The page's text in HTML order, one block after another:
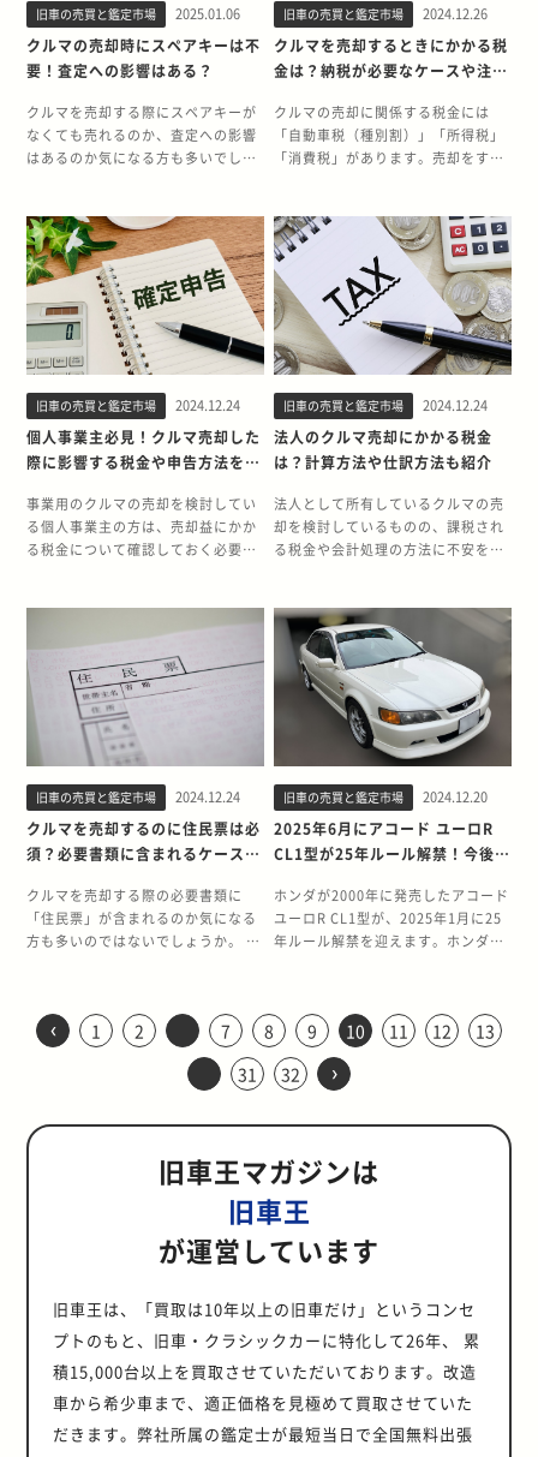
定です。製造から25年以上が経過し
たクルマは、クラシックカーとして
認定され、通常の輸入規制の対象外
となります。これにより、日本の右
ハンドル車をそのままアメリカに輸
入することが可能になります。 さら
に、関税や排ガス規制も緩和される
Market）ファンにとっては、待望の
機会です。3代目フェリオの場合、
2025年9月以降、アメリカでの需要
が高まることが予想されます。 ▼詳
しくはこちらアメリカ「25年ルー
ル」とは？名車の中古相場が急騰す
るしくみ 25年ルール解禁で3代目シ
ビックフェリオは値上がりする？ 3
代目シビックフェリオの価格動向に
ついては、特にVTEC搭載モデルを
中心に、値上がりの可能性が高いと
考えられます。その理由として、下
ンダ車人気 特にVTECエンジン搭載
車は、その高回転型エンジン特性と
優れた運動性能から、アメリカの
います。 良好な状態の個体の希少性
生産から25年以上が経過し、コンデ
ィションのよい個体が少なくなって
いることから、状態の良好な車輌は
特に高値で取引される可能性があり
ます。 ただし、グレードや使用状
態、走行距離などによって価格は大
きく異なることが予想されます。 25
年ルールが解禁される3代目シビッ
クフェリオの魅力 3代目シビックフ
ェリオの魅力は、なんといっても革
新的なパワートレインです。特にRS
エンジンは、最高出力
130ps/6,300rpmを発揮し、当時の
コンパクトカーとしては優れた性能
なフロントマスクと流麗なサイドラ
インにより、スポーティさと上質さ
を両立させたエクステリアデザイン
は、現代でも色あせない魅力を放っ
ィサイズながら、広々とした室内空
間と使い勝手のよいトランクスペー
スを確保。日常使いの利便性も高く
評価されています。 3代目シビック
フェリオ以外で2025年に25年ルー
ルが解禁される車種一覧 2025年に
は、3代目フェリオ以外にも注目の
・トヨタ WiLL Vi（1月解禁）クラシ
ックと未来を融合した独創的なデザ
スティマ（1月解禁）革新的な空力
デザインと広々とした3列7〜8人乗
りの室内空間を両立させた先進的ミ
ます。このルールにより、日本の中
古車がアメリカ市場に流通する機会
が生まれ、特に人気モデルは価格が
上昇する傾向にあります。 ▼詳しく
はこちらアメリカ「25年ルール」と
は？名車の中古相場が急騰するしく
み 25年ルール解禁でスマートシビッ
格上昇は見込みにくい可能性があり
ます。その理由として、同時期に解
禁となるアコードユーロRやインプ
レッサWRX STiといった高性能スポ
ーツモデルと比較すると、アメリカ
での需要が限定的と予想されるため
です。 ただし、良好なコンディショ
ンを保った個体や低走行距離の個体
については、一定の価値を維持する
可能性があります。 25年ルールが解
禁されるスマートシビックの魅力 ス
マートシビックの最大の魅力は、ク
能を両立した点です。 パワートレイ
ンには1.5L SOHCエンジンを搭載
し、20km/Lの低燃費を実現。最高
を発生し、市街地での扱いやすさと
高速巡航時の余裕を両立させまし
た。また、シビックの特徴である低
重心設計により、安定した走行性能
も特徴です。 スマートシビック以外
で2025年に25年ルールが解禁され
た車種一覧 2025年には、以下の注
目モデルが25年ルール解禁を迎えま
す。・トヨタ WiLL Vi（1月解禁）ク
ラシックと未来を融合した独創的な
デザインをもつモデル。丸みを帯び
たボディライン、バブルのようなヘ
徴的で、内装も丸型メーターなど個
性的です。 ・トヨタ 2代目 エスティ
マ（1月解禁）2代目エスティマは、
せた先進的ミニバンです。2.2Lや
3.0Lエンジン、4WDモデルも用意さ
れ、実用性と走行性能を高次元で融
合したモデルです。 ・トヨタ bB（2
した独特なボックス型デザインが特
ォルムと広い室内空間を持ち、カス
タマイズ性の高さから若者に人気を
集めました。1.3Lと1.5Lエンジンを
搭載し、実用性とスタイリッシュさ
を両立させた革新的なモデルです。
ダイハツ アルティスは、トヨタ カ
ムリのOEMモデルとして登場した高
滑らかな走りと快適な乗り心地、高
い信頼性が特徴です。広い室内空間
も魅力です。 ・トヨタ 2代目
ンは、同社生産台数累計1億台突破
を記念して2000年11月に発売され
た特別限定モデルです。発売時の価
格は1台700万円と、当時のトヨタ車
としては異例の高額設定でした。初
代クラウンがモチーフで、プラット
フォームはプログレと共有。3.0L 直
に限定された希少車のため、国内外
のコレクターから高い注目を集めて
います。 そもそも25年ルールとは？
25年ルールとは、アメリカにおける
自動車輸入規制の特例制度です。製
造から25年以上が経過したクルマ
は、右ハンドル車であってもクラシ
ックカーとしてアメリカへの輸入が
可能となります。 この制度により、
通常は厳しい輸入規制の対象となる
日本の右ハンドル車も、25年を経過
すれば輸入できるようになります。
アメリカの自動車愛好家にとって、
日本の希少な名車を手に入れる絶好
の機会です。 ▼関連記事はこちらア
ル解禁でトヨタ オリジンは値上がり
する？ オリジンは、その希少性と歴
史的価値から、25年ルール解禁後の
価格上昇が予想されます。特に以下
の要因が価格上昇を後押しする可能
性があります。 1. 生産台数が1,000
台と極めて少ない2. クラシカルなデ
ザインと最新技術の融合という独自
性3. 当時の日本の職人技術の結晶と
しての評価 ただし、実際の価格変動
は市場の需要と供給バランス、個体
の状態などにより変動する可能性が
高額になる点も、市場価格に影響を
与える要因となるでしょう。 25年ル
ールが解禁されるトヨタ オリジンの
な調和にあります。外観は初代クラ
ウンを彷彿とさせる伝統的なスタイ
リングを採用し、フロントグリルや
ヘッドライト、テールランプなどに
入れています。 パワートレインに
は、3.0L 直列6気筒エンジン（2JZ-
GE型）を搭載し、最高出力215ps、
最大トルク30.0kg-mを発生。重量
のある高級車でありながら滑らかな
加速性能を実現しました。 内装は縫
い目にまでこだわった最高級の本革
しており、細部にまでこだわった匠
の技が随所に光ります。観音開きの
ドアもその威厳を象徴する装備の1
つといえるでしょう。 トヨタ オリ
ジン以外で2025年に25年ルールが
解禁される車種一覧 2025年には、
が解禁されます。GDB型は2000年
から2007年にかけて製造された高性
能4WDスポーツモデルで、初代から
の特徴である水平対向エンジンと、
スバル独自の常時4WDシステムを組
み合わせたモデルです。 そもそも25
年ルールとは？ 25年ルールとは、製
和される特別なルールです。通常、
アメリカでは右ハンドル車の輸入が
制限されていますが、このルールに
より、25年以上経過したクルマは関
税や排ガス規制の対象外となり、ク
ラシックカーとして輸入が可能にな
ります。 つまり、これまでアメリカ
では正規輸入できなかったWRX STI
GDB型が、2025年8月以降は輸入で
きるようになるのです。このルール
により、日本の中古車市場にも大き
な影響が及ぶことが予想されます。
▼関連記事はこちらアメリカ「25年
ルール」とは？名車の中古相場が急
騰するしくみ 25年ルール解禁で
禁に伴い中古車価格の上昇が見込ま
れます。主な理由は、優れた走行性
能による高い人気です。 水平対向エ
ンジンと常時4WDシステムによる卓
越した走行性能は、現代のスポーツ
カーと比較しても遜色がなく、現在
でも世界中に多くのファンが存在し
ます。 また、ラリーやレースで走行
することの多かった車種のため、状
態のよい個体が市場に流通しにくい
傾向にあります。良好なコンディシ
ョンの個体においては、25年ルール
が高いでしょう。 25年ルールが解禁
されるWRX STI GDB型の魅力 WRX
STI GDB型の最大の魅力は、レーシ
最高出力280ps、最大トルク
43.0kgmを発揮し、0-100km/h加
速は約5.0秒を記録しています。 外
観デザインも特徴的で、大型リアウ
的なブルーのボディカラーは、多く
のファンを魅了しました。インテリ
アは、レーシングカーを思わせるス
ポーティな雰囲気を纏いながら、実
用的な居住性も確保。日常での使用
にも配慮された設計となっていま
す。 また、チューニングの自由度が
も十分な性能を持ちながら、さらな
るパワーアップの余地を残した設計
により、世界中のチューニングショ
ップで様々なカスタマイズが展開さ
れています。 WRX STI GDB型以外
で2025年に25年ルールが解禁され
旧車の売買と鑑定市場 2025.01.06
クルマの売却時にスペアキーは不
要！査定への影響はある？
クルマを売却する際にスペアキーが
なくても売れるのか、査定への影響
はあるのか気になる方も多いでしょ
くの中古車買取業者はスペアキーの
有無を重要視しません。ただし、リ
モートキーなどの特殊なキーの場合
は、スペアキーがあると査定におい
てプラスに影響する場合がありま
す。 本記事では、スペアキーの有無
によるクルマ売却への影響について
くてもクルマは売れる スペアキーが
ないからといって、クルマを売れな
いわけではありません。多くの買取
業者は、マスターキーさえあれば買
取を受け付けてくれます。ただし、
スペアキーがあると再販売がスムー
ズになるため、査定額に若干の差が
のの状態が良好であれば、大きな減
額は避けられるでしょう。まずは、
査定を受けて、具体的な査定額を確
認してみることをおすすめします。
スペアキーが査定に与える影響 基本
的に、スペアキーがない場合でもク
ルマは売却可能ですが、査定におい
ては若干マイナスに影響する可能性
があります。スペアキーがあったほ
うが、安全性と利便性がより高いと
評価されるためです。 しかし、スペ
アキーの有無よりも重要なのはクル
マの年式や走行距離、全体の状態で
す。そのため、スペアキーの作成す
るよりもクルマそのもののメンテナ
る場合、鍵の種類によって費用が大
きく異なります。鍵穴に入れて施
錠・解錠するシンプルなタイプであ
れば3,000円程度で作成できます
が搭載されている鍵の場合は1万〜5
万円程度かかります。 スペアキーの
有無が査定価格に大きな影響を及ぼ
さないことを考えると、シンプルな
タイプの鍵でない限りは作成するメ
リットは少ないかもしれません。 も
い？ もしスペアキーを作成するので
あれば、クルマの売却を考えている
段階で早めに検討しましょう。特
に、紛失してしまった場合は、新た
があるため、余裕を持って準備して
おくことをおすすめします。 ▼関連
旧車の売買と鑑定市場 2024.12.26
クルマを売却するときにかかる税
金は？納税が必要なケースや注意
クルマの売却に関係する税金には
「自動車税（種別割）」「所得税」
「消費税」があります。売却をする
必要なケースを理解することが大切
です。 この記事では、クルマの売却
時にかかる税金の種類や計算方法、
注意点などについて詳しく解説しま
す。 クルマの売却でかかる可能性が
ある税金 クルマの売却に関する「自
動車税（種別割）」「所得税」「消
うな税金なのかを解説します。 自動
車税（種別割） 自動車税（種別割）
は、毎年4月1日時点でクルマを所有
している人に課される地方税です。
自家用乗用車の場合、税額は総排気
量によって決まります。 原則とし
て、毎年5月上旬ごろに送付される
きません。 年度の途中でクルマを売
却しても、納めた自動車税（種別
割）が戻ってきませんが、買取業者
によっては精算をしてもらえること
があります。 ▼関連記事はこちらク
ルマの税金にはエンジンの排気量で
決まるものがある！自動車税につい
て解説【13年・18年経過】自動車税
種別割・重量税の早見表｜乗り換え
た方がよい理由も紹介 所得税 所得
税は、給与所得や事業所得など1年
間で生じた個人の所得に対して課さ
れる国税です。 クルマの売却で所得
税が課税される可能性があるのは売
却益が生じたときです。クルマをは
し、中古車の多くは購入時よりも売
却時のほうが価値は低いため、利益
が出ることはあまりありません。ま
た、買い物や通勤など日常生活で利
す。 消費税 消費税は、商品の販売
やサービスの提供に対して課せられ
る税金です。2024年現在の基本税率
は10%、飲料食品（酒類を除く）や
新聞は軽減税率により8%となって
するクルマを売却するのであれば、
消費税を納める必要はありません。
中古車販売店にクルマを買い取って
もらう場合、買取価格には消費税が
それを受け取っても納税は不要で
す。 ただし、事業を行う個人や法人
旧車の売買と鑑定市場 2024.12.24
個人事業主必見！クルマ売却した
際に影響する税金や申告方法を紹
事業用のクルマの売却を検討してい
る個人事業主の方は、売却益にかか
る税金について確認しておく必要が
個人事業主がクルマを売却した際の
譲渡所得の計算方法や申告方法など
について解説します。 確定申告が必
要になる条件 所得が48万円を超えた
場合は、確定申告が必要です。年間
所得が2,400万円以下の場合は、所
が48万円以下の場合は、基礎控除に
より課税額が0円になるため、確定
申告が不要です。 基礎控除は2,400
ものの、控除額は合計所得金額に応
じて異なります。 ・2,400万円超〜
2,450万円以下......32万円・2,450
確定申告書の控えは、事業を行って
いることや売上金額を証明できる書
類の1つです。そのため、賃貸契約
やクレジットカードの申込などの場
に確定申告書の控えを使用したい場
合は、所得が48万円以下でも確定申
告するとよいでしょう。 個人事業主
によるクルマ売却で譲渡所得扱いと
ルマを売却すると、譲渡所得扱いと
は、資産の譲渡や売却をした際に生
象です。譲渡所得は、翌年の住民税
にも影響します。 ここでは、個人事
業主によるクルマ売却で譲渡所得扱
いとなるケースを紹介します。 事業
目的で所有しているクルマを売却し
旧車の売買と鑑定市場 2024.12.24
法人のクルマ売却にかかる税金
は？計算方法や仕訳方法も紹介
法人として所有しているクルマの売
却を検討しているものの、課税され
る税金や会計処理の方法に不安を覚
識を深めたうえで、法人で所有して
いるクルマを売却しましょう。 この
記事では、法人のクルマ売却でかか
る税金や税額の計算方法、仕訳につ
いて紹介します。 法人のクルマ売却
でかかる税金 法人として所有してい
るクルマを売却する際は、法人税と
ずは、法人で所有しているクルマを
売却した際にかかる税金を紹介しま
す。 法人税 売却益があると法人の
税がかかります。売却益とは、クル
マを帳簿価格より高く売却した際に
得た収益のことです。 法人で購入し
償却法とは、一度で経費計上せず数
年に渡って少しずつ資産価値を減少
させて処理する会計方法のことで
す。 売却額が帳簿価格の金額を上回
えば、200万円で購入したものの帳
簿価格が30万円のクルマを50万円で
売却した場合、20万円の利益がある
売却額が帳簿価格を下回ると売却損
す。 消費税 法人で所有しているク
10%の消費税がかかります。法人の
クルマ売却は、国税庁が定めた要件
に該当しているため、消費税の課税
対象です。たとえば、事業用として
使用していたクルマを、他の法人や
旧車の売買と鑑定市場 2024.12.24
クルマを売却するのに住民票は必
須？必要書類に含まれるケースを
クルマを売却する際の必要書類に
「住民票」が含まれるのか気になる
方も多いのではないでしょうか。 住
求められることがあります。 この記
事では、売却時に住民票が必要なケ
ースとその理由、取得方法などにつ
いて詳しく解説します。 クルマの売
売却する際に住民票が必要となるの
は、基本的に車検証に記載される住
所や名義が実際とは異なるときで
す。具体的には、下記のようなケー
スです。 1回だけ転居している クル
マを購入したあとに引っ越しをして
おり、車検証に記載される住所を変
しが必要です。 クルマを売却すると
きは、契約時に用いられた実印が本
物であることを証明するために印鑑
証明書が必要なことが多々ありま
す。印鑑証明書には実印を所有する
め、本人確認書類としても重要な役
旧車の売買と鑑定市場 2024.12.20
2025年6月にアコード ユーロR
CL1型が25年ルール解禁！今後値
ホンダが2000年に発売したアコード
ユーロR CL1型が、2025年1月に25
年ルール解禁を迎えます。ホンダの
のファンを魅了してきたモデルで
す。 25年ルール解禁により、今後の
中古車相場への影響も予想されま
す。本記事では、アコード ユーロR
しく解説していきます。 2025年6月
ール解禁！ 2025年6月、アコード ユ
れます。2000年に日本国内で発売さ
れたCL1型は、当時のホンダを代表
するスポーティセダンとして、FF車
高い運動性能を誇りました。発売か
ら四半世紀が経過した今なお、その
走りの質の高さと実用性を兼ね備え
たスポーツセダンとして高い評価を
受けています。 アメリカ市場では、
を心待ちにしているファンが多く存
‹ 1 2 7 8 9 10 11 12
13
31
32 ›
旧車王マガジンは
旧車王
が運営しています
旧車王は、「買取は10年以上の旧車だけ」というコンセ
プトのもと、旧車・クラシックカーに特化して26年、 累
積15,000台以上を買取させていただいております。改造
車から希少車まで、適正価格を見極めて買取させていた
だきます。弊社所属の鑑定士が最短当日で全国無料出張